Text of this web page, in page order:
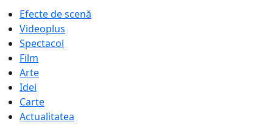
Efecte de scenă
Videoplus
Spectacol
Film
Arte
Idei
Carte
Actualitatea